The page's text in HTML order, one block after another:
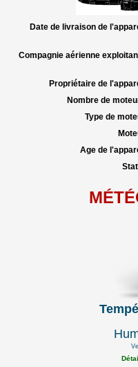
Date de livraison de
Compagnie aérienne
Propriétaire de
Nombre de
Type de
Age de